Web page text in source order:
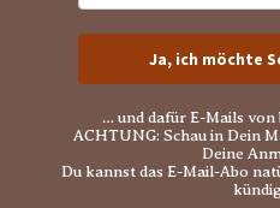
Ja, ich möchte
… und dafür E-Mails
ACHTUNG: Schau in Dein
Deine
Du kannst das E-Mail-Abo